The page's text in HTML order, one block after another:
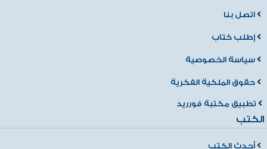
اتصل بنا
إطلب كتاب
سياسة الخصوصية
حقوق الملكية الفكرية
تطبيق مكتبة فورريد
الكتب
أحدث الكتب